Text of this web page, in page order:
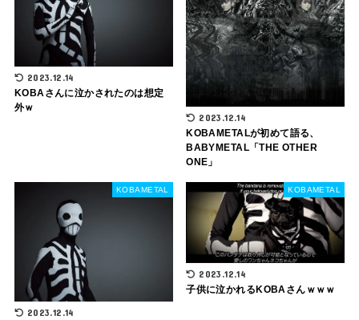
2023.12.14
KOBAさんに泣かされたのは想定
外ｗ
2023.12.14
KOBAMETALが初めて語る、
BABYMETAL「THE OTHER
ONE」
KOBAMETAL
2023.12.14
KOBAMETAL
2023.12.14
子供に泣かれるKOBAさんｗｗｗ